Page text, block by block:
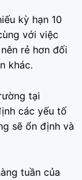
kỳ hạn 10
với việc
rẻ hơn đối
khác.
tại
các yếu tố
sẽ ổn định và
tuần của